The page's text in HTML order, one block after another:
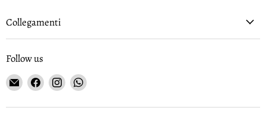
Collegamenti
Follow us
Email
Gioielleria
Curnis
Find
on
Find
on
Find
on